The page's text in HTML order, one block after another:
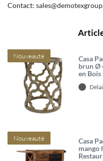
Contact:
Nouveauté
Casa
brun Ø
en
Nouveauté
Casa
mango